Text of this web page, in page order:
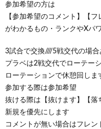
参加希望の方は
【参加希望のコメント】【
がわかるもの・ランクやXパ
3試合で交換////5戦交代の場合
プラベは2戦交代でローテー
ローテーションで休憩回しま
参加する際は参加希望
抜ける際は【抜けます】【落
新規を優先にします
コメントが無い場合はフレ